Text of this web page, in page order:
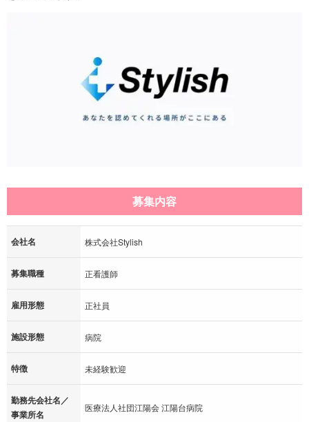
募集内容
会社名 株式会社Stylish
募集職種 正看護師
雇用形態 正社員
施設形態 病院
特徴 未経験歓迎
勤務先会社名／
事業所名
医療法人社団江陽会 江陽台病院